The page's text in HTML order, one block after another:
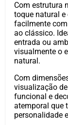
Com estrutura
toque natural e
facilmente
ao clássico.
entrada ou
visualmente o
natural.
Com
visualização
funcional e
atemporal que
personalidade